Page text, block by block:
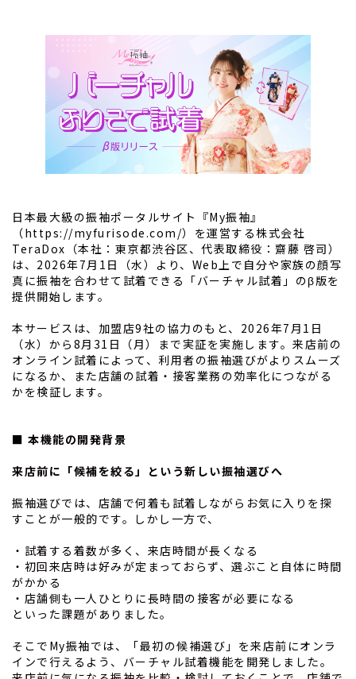
日本最大級の振袖ポータルサイト『My振袖』
（https://myfurisode.com/）を運営する株式会社
TeraDox（本社：東京都渋谷区、代表取締役：齋藤 啓司）
は、2026年7月1日（水）より、Web上で自分や家族の顔写
真に振袖を合わせて試着できる「バーチャル試着」のβ版を
提供開始します。
本サービスは、加盟店9社の協力のもと、2026年7月1日
（水）から8月31日（月）まで実証を実施します。来店前の
オンライン試着によって、利用者の振袖選びがよりスムーズ
になるか、また店舗の試着・接客業務の効率化につながる
かを検証します。
■ 本機能の開発背景
来店前に「候補を絞る」という新しい振袖選びへ
振袖選びでは、店舗で何着も試着しながらお気に入りを探
すことが一般的です。しかし一方で、
・試着する着数が多く、来店時間が長くなる
・初回来店時は好みが定まっておらず、選ぶこと自体に時間
がかかる
・店舗側も一人ひとりに長時間の接客が必要になる
といった課題がありました。
そこでMy振袖では、「最初の候補選び」を来店前にオンラ
インで行えるよう、バーチャル試着機能を開発しました。